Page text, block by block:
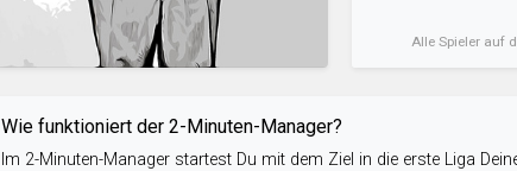
Alle Spieler auf
Wie funktioniert der 2-Minuten-Manager?
Im 2-Minuten-Manager startest Du mit dem Ziel in die erste Liga